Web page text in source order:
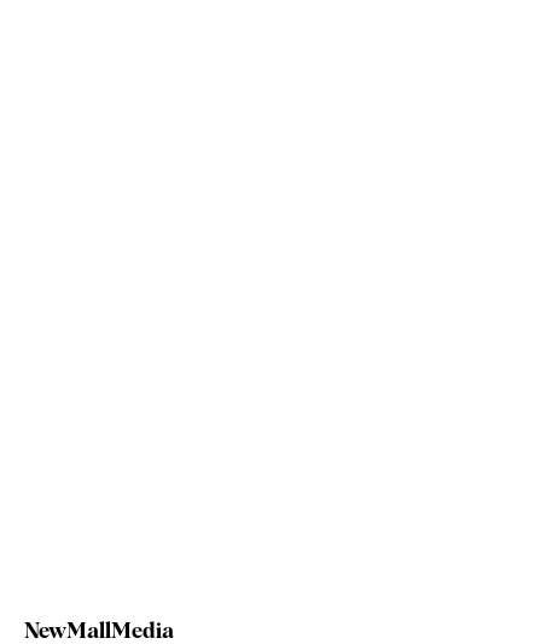
NewMallMedia